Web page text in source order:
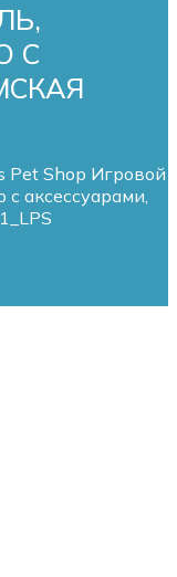
С
Pet Shop Игровой
аксессуарами,